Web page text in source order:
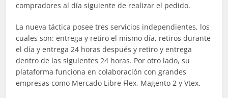
compradores al día siguiente de realizar el pedido.
La nueva táctica posee tres servicios independientes, los
cuales son: entrega y retiro el mismo día, retiros durante
el día y entrega 24 horas después y retiro y entrega
dentro de las siguientes 24 horas. Por otro lado, su
plataforma funciona en colaboración con grandes
empresas como Mercado Libre Flex, Magento 2 y Vtex.